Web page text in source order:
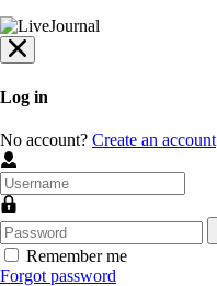
Log in
No account? Create an account
Remember me
Forgot password